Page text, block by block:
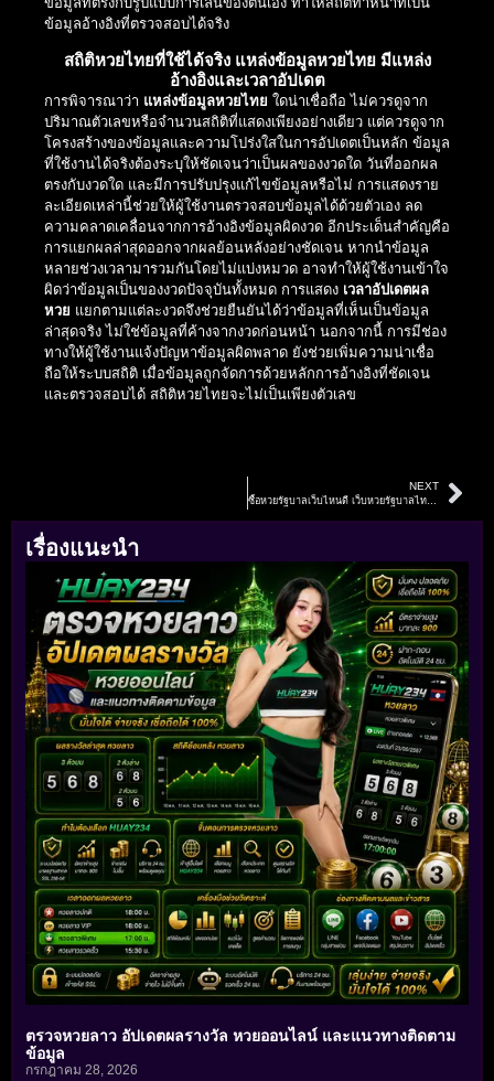
ข้อมูลอ้างอิงที่ตรวจสอบได้จริง
สถิติหวยไทยที่ใช้ได้จริง แหล่งข้อมูลหวยไทย มีแหล่ง
อ้างอิงและเวลาอัปเดต
การพิจารณาว่า แหล่งข้อมูลหวยไทย ใดน่าเชื่อถือ ไม่ควรดูจาก
ปริมาณตัวเลขหรือจำนวนสถิติที่แสดงเพียงอย่างเดียว แต่ควรดูจาก
โครงสร้างของข้อมูลและความโปร่งใสในการอัปเดตเป็นหลัก ข้อมูล
ที่ใช้งานได้จริงต้องระบุให้ชัดเจนว่าเป็นผลของงวดใด วันที่ออกผล
ตรงกับงวดใด และมีการปรับปรุงแก้ไขข้อมูลหรือไม่ การแสดงราย
ละเอียดเหล่านี้ช่วยให้ผู้ใช้งานตรวจสอบข้อมูลได้ด้วยตัวเอง ลด
ความคลาดเคลื่อนจากการอ้างอิงข้อมูลผิดงวด อีกประเด็นสำคัญคือ
การแยกผลล่าสุดออกจากผลย้อนหลังอย่างชัดเจน หากนำข้อมูล
หลายช่วงเวลามารวมกันโดยไม่แบ่งหมวด อาจทำให้ผู้ใช้งานเข้าใจ
ผิดว่าข้อมูลเป็นของงวดปัจจุบันทั้งหมด การแสดง เวลาอัปเดตผล
หวย แยกตามแต่ละงวดจึงช่วยยืนยันได้ว่าข้อมูลที่เห็นเป็นข้อมูล
ล่าสุดจริง ไม่ใช่ข้อมูลที่ค้างจากงวดก่อนหน้า นอกจากนี้ การมีช่อง
ทางให้ผู้ใช้งานแจ้งปัญหาข้อมูลผิดพลาด ยังช่วยเพิ่มความน่าเชื่อ
ถือให้ระบบสถิติ เมื่อข้อมูลถูกจัดการด้วยหลักการอ้างอิงที่ชัดเจน
และตรวจสอบได้ สถิติหวยไทยจะไม่เป็นเพียงตัวเลข
NEXT
ซื้อหวยรัฐบาลเว็บไหนดี เว็บหวยรัฐบาลไทย เลือกจากระบบจริง ไม่ใช่คำโฆษณา
เรื่องแนะนำ
ตรวจหวยลาว อัปเดตผลรางวัล หวยออนไลน์ และแนวทางติดตาม
ข้อมูล
กรกฎาคม 28, 2026